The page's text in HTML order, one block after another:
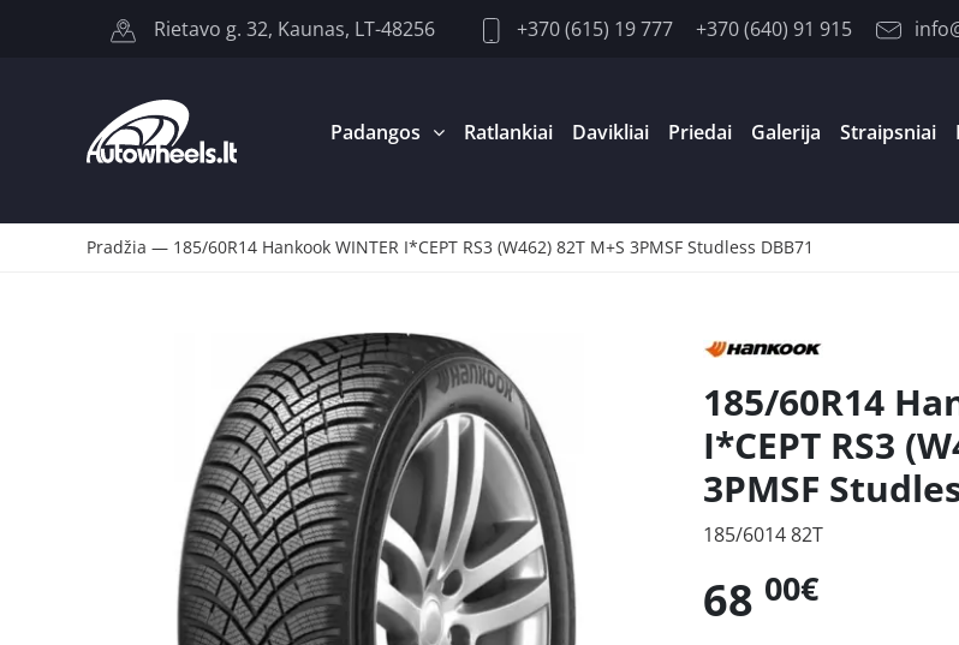
Rietavo g. 32, Kaunas, LT-48256 +370 (615) 19 777 +370 (640) 91 915
Padangos Ratlankiai Davikliai Priedai Galerija Straipsniai
Pradžia — 185/60R14 Hankook WINTER I*CEPT RS3 (W462) 82T M+S 3PMSF Studless DBB71
185/60R14
I*CEPT RS3
3PMSF
185/6014 82T
68 00€